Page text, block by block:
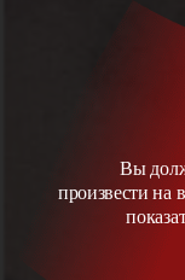
Вы
произвести на